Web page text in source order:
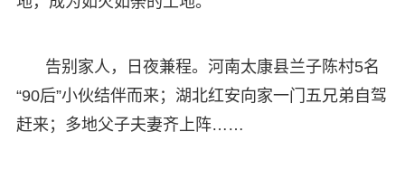
告别家人，日夜兼程。河南太康县兰子陈村5名
“90后”小伙结伴而来；湖北红安向家一门五兄弟自驾
赶来；多地父子夫妻齐上阵……